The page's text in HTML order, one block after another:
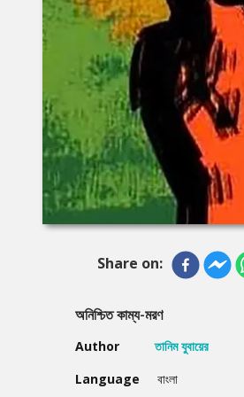
Share on:
অনিশ্চিত কাম্য-মরণ
Author
তানিম যুবায়ের
Language
বাংলা